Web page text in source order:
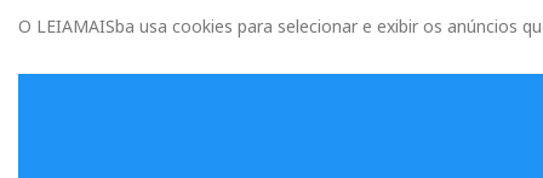
O LEIAMAISba usa cookies para selecionar e exibir os anúncios